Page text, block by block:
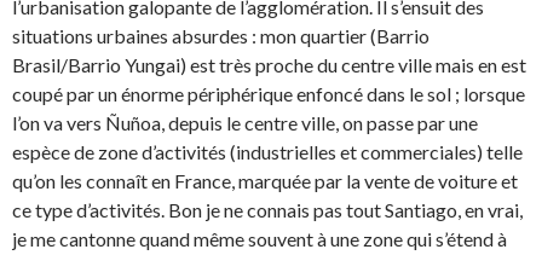
l’urbanisation galopante de l’agglomération. Il s’ensuit des
situations urbaines absurdes : mon quartier (Barrio
Brasil/Barrio Yungai) est très proche du centre ville mais en est
coupé par un énorme périphérique enfoncé dans le sol ; lorsque
l’on va vers Ñuñoa, depuis le centre ville, on passe par une
espèce de zone d’activités (industrielles et commerciales) telle
qu’on les connaît en France, marquée par la vente de voiture et
ce type d’activités. Bon je ne connais pas tout Santiago, en vrai,
je me cantonne quand même souvent à une zone qui s’étend à